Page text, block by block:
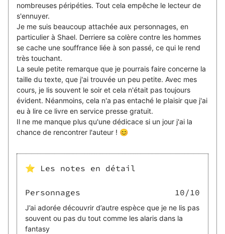
nombreuses péripéties. Tout cela empêche le lecteur de
s'ennuyer.
Je me suis beaucoup attachée aux personnages, en
particulier à Shael. Derriere sa colère contre les hommes
se cache une souffrance liée à son passé, ce qui le rend
très touchant.
La seule petite remarque que je pourrais faire concerne la
taille du texte, que j'ai trouvée un peu petite. Avec mes
cours, je lis souvent le soir et cela n'était pas toujours
évident. Néanmoins, cela n'a pas entaché le plaisir que j'ai
eu à lire ce livre en service presse gratuit.
Il ne me manque plus qu'une dédicace si un jour j'ai la
chance de rencontrer l'auteur ! 😊
⭐ Les notes en détail
Personnages 10/10
J’ai adorée découvrir d’autre espèce que je ne lis pas
souvent ou pas du tout comme les alaris dans la
fantasy